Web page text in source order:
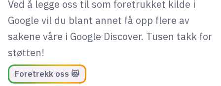
Ved å legge oss til som foretrukket kilde i
Google vil du blant annet få opp flere av
sakene våre i Google Discover. Tusen takk for
støtten!
Foretrekk oss 😻